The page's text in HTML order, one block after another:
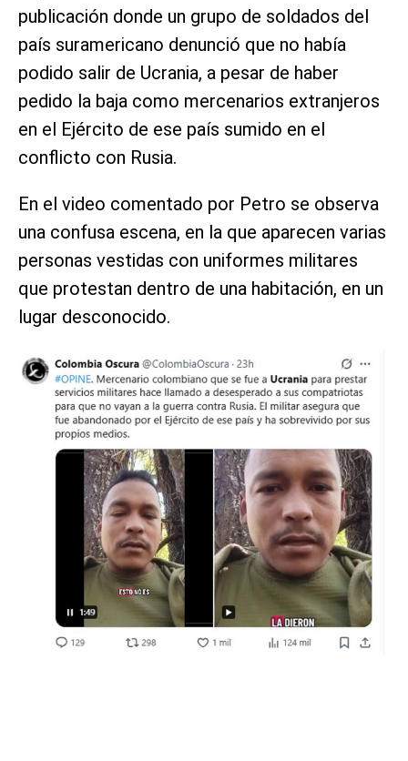
publicación donde un grupo de soldados del
país suramericano denunció que no había
podido salir de Ucrania, a pesar de haber
pedido la baja como mercenarios extranjeros
en el Ejército de ese país sumido en el
conflicto con Rusia.
En el video comentado por Petro se observa
una confusa escena, en la que aparecen varias
personas vestidas con uniformes militares
que protestan dentro de una habitación, en un
lugar desconocido.